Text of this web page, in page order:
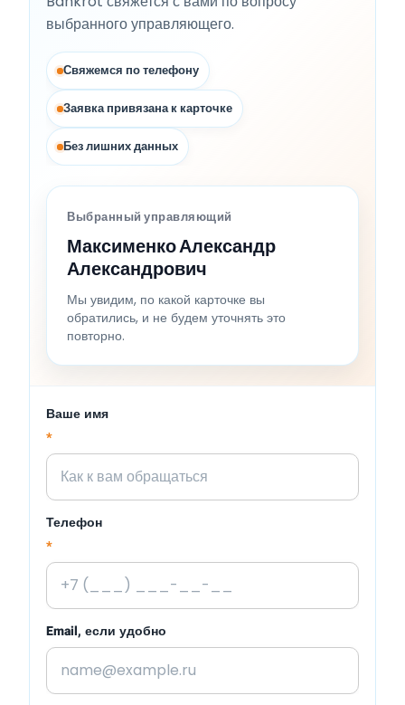
выбранного управляющего.
Свяжемся по телефону
Заявка привязана к карточке
Без лишних данных
Выбранный управляющий
Максименко Александр
Александрович
Мы увидим, по какой карточке вы
обратились, и не будем уточнять это
повторно.
Ваше имя
*
Телефон
*
Email, если удобно